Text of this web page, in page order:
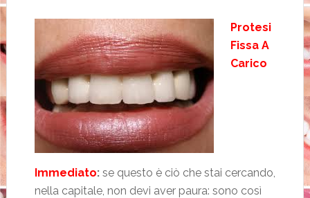
Protesi
Fissa A
Carico
Immediato: se questo è ciò che stai cercando,
nella capitale, non devi aver paura: sono così